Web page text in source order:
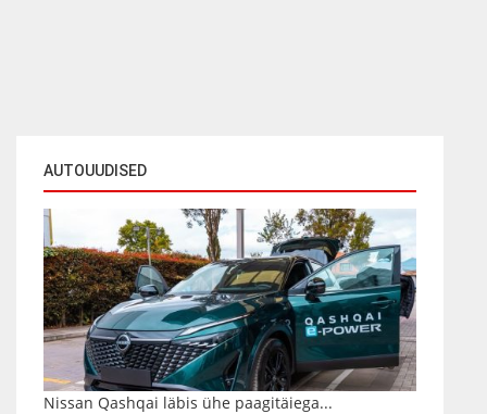
AUTOUUDISED
Nissan Qashqai läbis ühe paagitäiega...